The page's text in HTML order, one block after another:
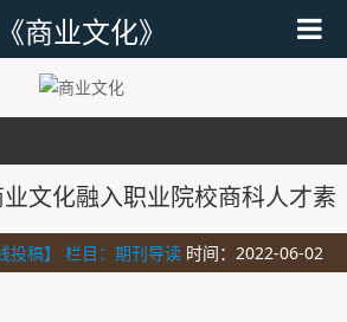
《商业文化》
文化融入职业院校商科人才素
投稿】 栏目： 期刊导读 时间：2022-06-02